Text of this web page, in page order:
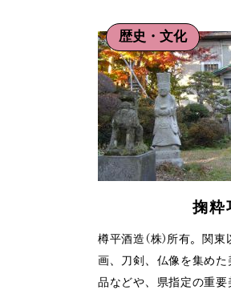
歴史・文化
掬粋
樽平酒造(株)所有。関東
画、刀剣、仏像を集め
品などや、県指定の重